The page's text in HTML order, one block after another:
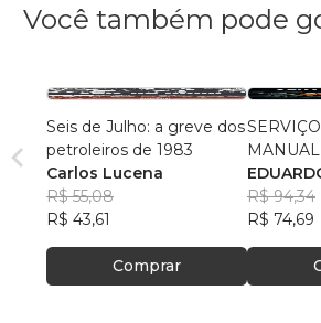
Você também pode
Seis de Julho: a greve dos
petroleiros de 1983
Carlos Lucena
R$ 55,08
R$ 43,61
Comprar
R$ 94,34
R$ 74,69